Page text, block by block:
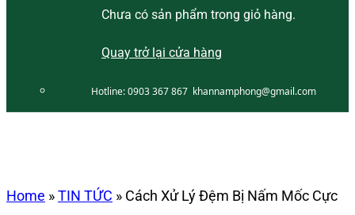
Chưa có sản phẩm trong giỏ hàng.
Quay trở lại cửa hàng
Hotline:0903 367 867 khannamphong@gmail.com
Home »TIN TỨC » Cách Xử Lý Đệm Bị Nấm Mốc Cực